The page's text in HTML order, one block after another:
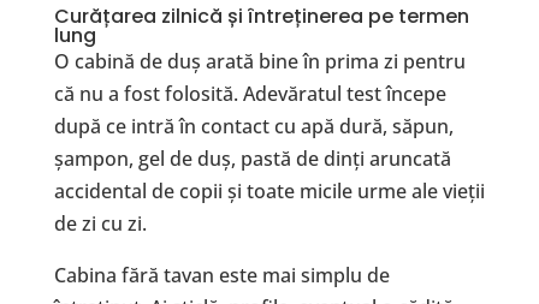
Curățarea zilnică și întreținerea pe termen
lung
O cabină de duș arată bine în prima zi pentru
că nu a fost folosită. Adevăratul test începe
după ce intră în contact cu apă dură, săpun,
șampon, gel de duș, pastă de dinți aruncată
accidental de copii și toate micile urme ale vieții
de zi cu zi.
Cabina fără tavan este mai simplu de